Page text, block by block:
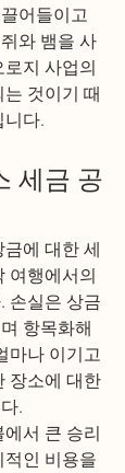
어들이고
와 뱀을 사
지 사업의
것이기 때
니다.
세금 공
에 대한 세
여행에서의
손실은 상금
항목화해
마나 이기고
장소에 대한
.
에서 큰 승리
인 비용을